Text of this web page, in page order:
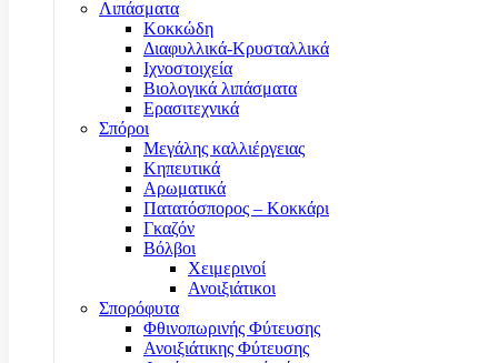
Λιπάσματα
Κοκκώδη
Διαφυλλικά-Κρυσταλλικά
Ιχνοστοιχεία
Βιολογικά λιπάσματα
Ερασιτεχνικά
Σπόροι
Μεγάλης καλλιέργειας
Κηπευτικά
Αρωματικά
Πατατόσπορος – Κοκκάρι
Γκαζόν
Βόλβοι
Χειμερινοί
Ανοιξιάτικοι
Σπορόφυτα
Φθινοπωρινής Φύτευσης
Ανοιξιάτικης Φύτευσης